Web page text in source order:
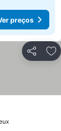
preços
Partilhar